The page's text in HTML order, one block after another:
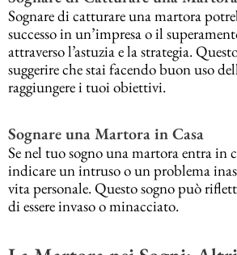
Sognare di catturare una martora
successo in un’impresa o il
attraverso l’astuzia e la strategia.
suggerire che stai facendo buon uso
raggiungere i tuoi obiettivi.
Sognare una Martora in Casa
Se nel tuo sogno una martora entra in
indicare un intruso o un problema
vita personale. Questo sogno può
di essere invaso o minacciato.